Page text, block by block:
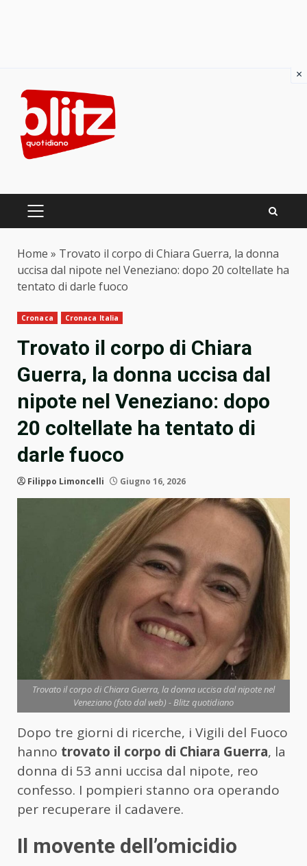
content
PRIMARY
Home » Trovato il corpo di Chiara Guerra, la donna
uccisa dal nipote nel Veneziano: dopo 20 coltellate ha
tentato di darle fuoco
Cronaca Cronaca Italia
Trovato il corpo di Chiara
Guerra, la donna uccisa dal
nipote nel Veneziano: dopo
20 coltellate ha tentato di
darle fuoco
Filippo Limoncelli Giugno 16, 2026
Trovato il corpo di Chiara Guerra, la donna uccisa dal nipote nel
Veneziano (foto dal web) - Blitz quotidiano
Dopo tre giorni di ricerche, i Vigili del Fuoco
hanno trovato il corpo di Chiara Guerra, la
donna di 53 anni uccisa dal nipote, reo
confesso. I pompieri stanno ora operando
per recuperare il cadavere.
Il movente dell’omicidio
×